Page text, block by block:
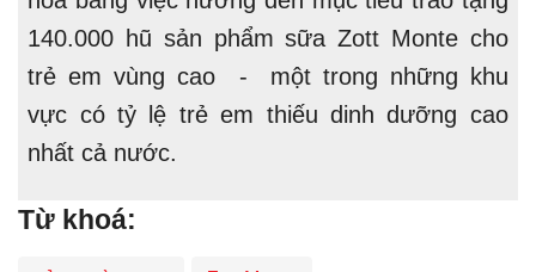
140.000 hũ sản phẩm sữa Zott Monte cho
trẻ em vùng cao - một trong những khu
vực có tỷ lệ trẻ em thiếu dinh dưỡng cao
nhất cả nước.
Từ khoá: